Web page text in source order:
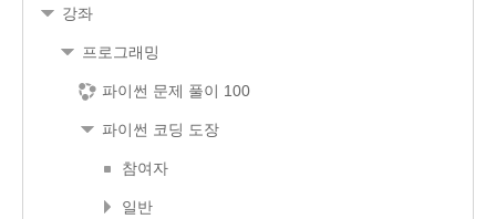
강좌
프로그래밍
파이썬 문제 풀이 100
파이썬 코딩 도장
참여자
일반